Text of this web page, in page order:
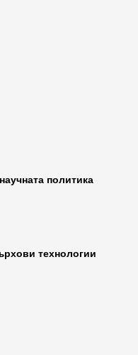
политика
технологии